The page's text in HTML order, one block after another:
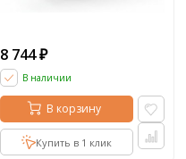
8 744 ₽
В наличии
В корзину
Купить в 1 клик